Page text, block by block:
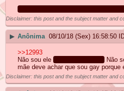
Disclaimer: this post and the subject matter and
▶ Anônima 08/10/18 (Sex) 16:58:50
>>12993
Não sou ele
Não
mãe deve achar que sou gay
Disclaimer: this post and the subject matter and